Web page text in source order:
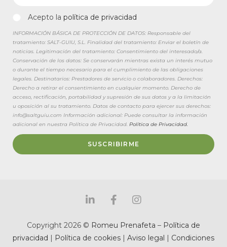
Acepto la política de privacidad
INFORMACIÓN BÁSICA DE PROTECCIÓN DE DATOS: Responsable del
tratamiento: SALT-GUIU, S.L. Finalidad del tratamiento: Enviar el boletín de
noticias. Legitimación del tratamiento: Consentimiento del interesado/a.
Conservación de los datos: Se conservarán mientras exista un interés mutuo
o durante el tiempo necesario para el cumplimiento de las obligaciones
legales. Destinatarios: Prestadores de servicio o colaboradores. Derechos:
Derecho a retirar el consentimiento en cualquier momento. Derecho de
acceso, rectificación, portabilidad y supresión de sus datos y a la limitación
u oposición al su tratamiento. Datos de contacto para ejercer sus derechos:
info@saltguiu.com Información adicional: Puede consultar la información
adicional en nuestra Política de Privacidad. Política de Privacidad.
SUSCRIBIRME
Copyright 2026 © Romeu Prenafeta – Política de
privacidad | Política de cookies | Aviso legal | Condiciones